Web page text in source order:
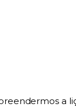
a